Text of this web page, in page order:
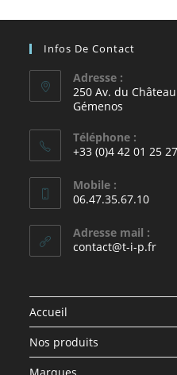
Infos De Contact
Adresse :
250 Av. du
Gémenos
Téléphone :
+33 (0)4 42 01 25 27
Mobile :
06.47.35.67.10
Adresse mail :
contact@t-i-p.fr
Accueil
Nos produits